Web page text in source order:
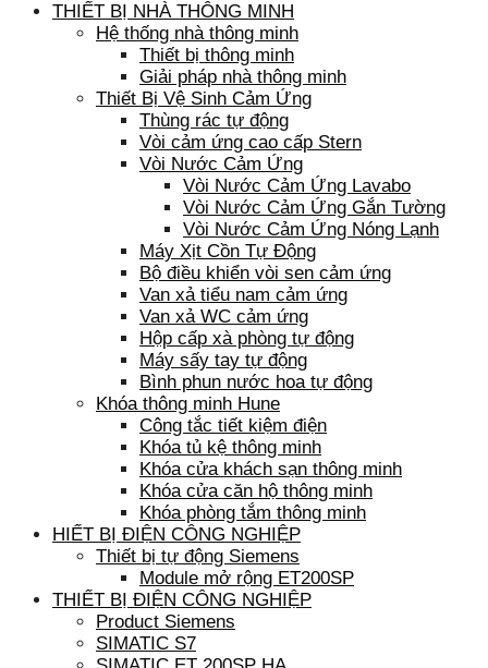
THIẾT BỊ NHÀ THÔNG MINH
Hệ thống nhà thông minh
Thiết bị thông minh
Giải pháp nhà thông minh
Thiết Bị Vệ Sinh Cảm Ứng
Thùng rác tự động
Vòi cảm ứng cao cấp Stern
Vòi Nước Cảm Ứng
Vòi Nước Cảm Ứng Lavabo
Vòi Nước Cảm Ứng Gắn Tường
Vòi Nước Cảm Ứng Nóng Lạnh
Máy Xịt Cồn Tự Động
Bộ điều khiển vòi sen cảm ứng
Van xả tiểu nam cảm ứng
Van xả WC cảm ứng
Hộp cấp xà phòng tự động
Máy sấy tay tự động
Bình phun nước hoa tự động
Khóa thông minh Hune
Công tắc tiết kiệm điện
Khóa tủ kệ thông minh
Khóa cửa khách sạn thông minh
Khóa cửa căn hộ thông minh
Khóa phòng tắm thông minh
HIẾT BỊ ĐIỆN CÔNG NGHIỆP
Thiết bị tự động Siemens
Module mở rộng ET200SP
THIẾT BỊ ĐIỆN CÔNG NGHIỆP
Product Siemens
SIMATIC S7